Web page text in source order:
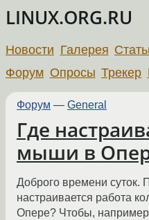
LINUX.ORG.RU
Новости Галерея
Форум Опросы Трекер
Форум — General
Где
мыши в
Доброго времени суток.
настраивается работа
Опере? Чтобы,